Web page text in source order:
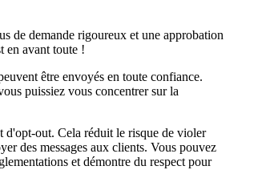
de demande rigoureux et une approbation
en avant toute !
être envoyés en toute confiance.
puissiez vous concentrer sur la
d'opt-out. Cela réduit le risque de violer
des messages aux clients. Vous pouvez
et démontre du respect pour